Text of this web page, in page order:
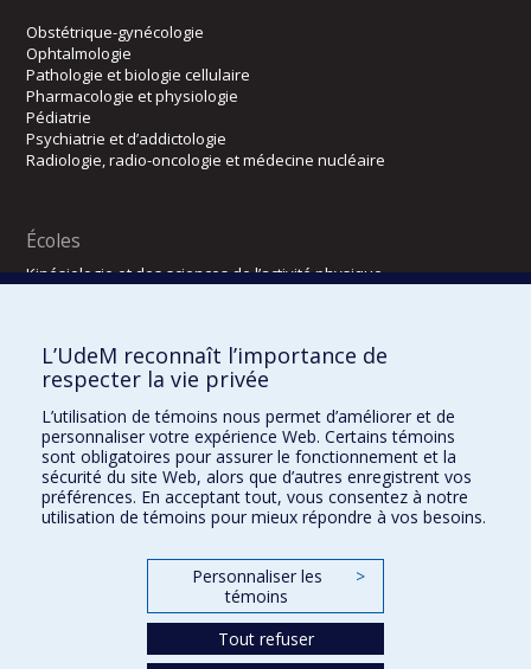
Obstétrique-gynécologie
Ophtalmologie
Pathologie et biologie cellulaire
Pharmacologie et physiologie
Pédiatrie
Psychiatrie et d’addictologie
Radiologie, radio-oncologie et médecine nucléaire
Écoles
Kinésiologie et des sciences de l’activité physique
Directions
DPC
CPASS
Éthique clinique
L’UdeM reconnaît l’importance de
respecter la vie privée
L’utilisation de témoins nous permet d’améliorer et de
personnaliser votre expérience Web. Certains témoins
sont obligatoires pour assurer le fonctionnement et la
sécurité du site Web, alors que d’autres enregistrent vos
préférences. En acceptant tout, vous consentez à notre
utilisation de témoins pour mieux répondre à vos besoins.
Personnaliser les
témoins
>
Tout refuser